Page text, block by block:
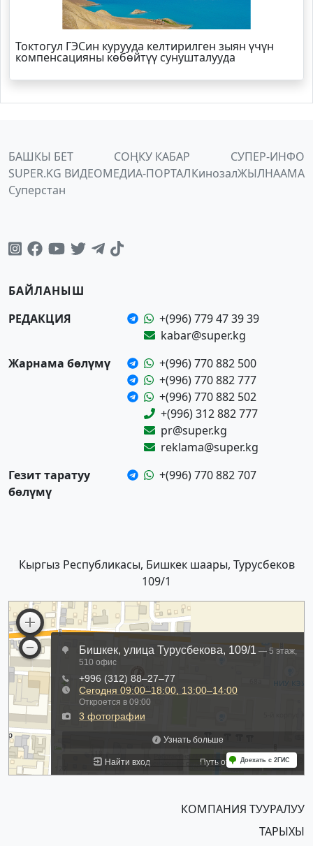
Токтогул ГЭСин курууда келтирилген зыян үчүн
компенсацияны көбөйтүү сунушталууда
БАШКЫ БЕТ СОҢКУ КАБАР
СУПЕР-ИНФО
SUPER.KG ВИДЕОМЕДИА-ПОРТАЛКинозалЖЫЛНААМА
Суперстан
БАЙЛАНЫШ
РЕДАКЦИЯ
+(996) 779 47 39 39
kabar@super.kg
Жарнама бөлүмү
+(996) 770 882 500
+(996) 770 882 777
+(996) 770 882 502
+(996) 312 882 777
pr@super.kg
reklama@super.kg
Гезит таратуу
бөлүмү
+(996) 770 882 707
Кыргыз Республикасы, Бишкек шаары, Турусбеков
109/1
КОМПАНИЯ ТУУРАЛУУ
ТАРЫХЫ